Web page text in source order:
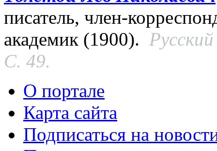
писатель, член-
академик (1900).
С. 49.
О портале
Карта сайта
Подписаться на